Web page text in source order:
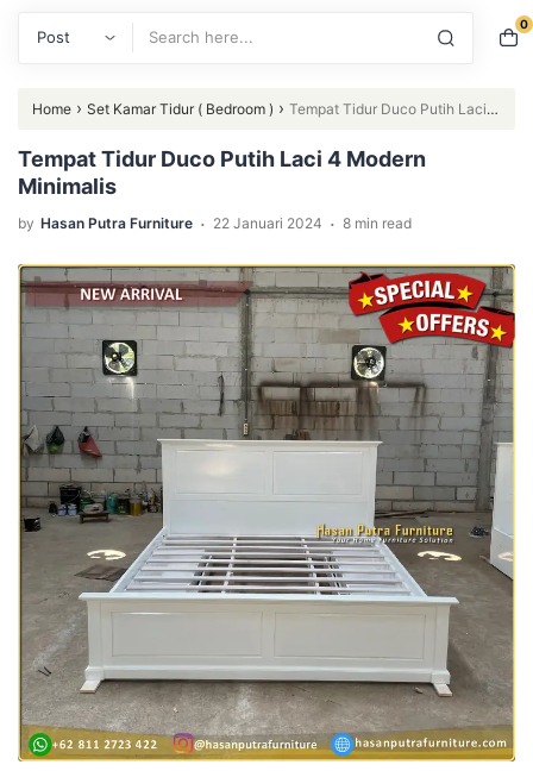
0
Home › Set Kamar Tidur ( Bedroom ) › Tempat Tidur Duco Putih Laci 4
Modern Minimalis
Tempat Tidur Duco Putih Laci 4 Modern
Minimalis
by Hasan Putra Furniture . 22 Januari 2024 . 8 min read